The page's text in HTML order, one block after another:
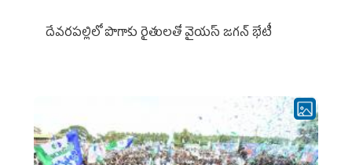
దేవరపల్లిలో పొగాకు రైతులతో వైయస్ జగన్ భేటీ